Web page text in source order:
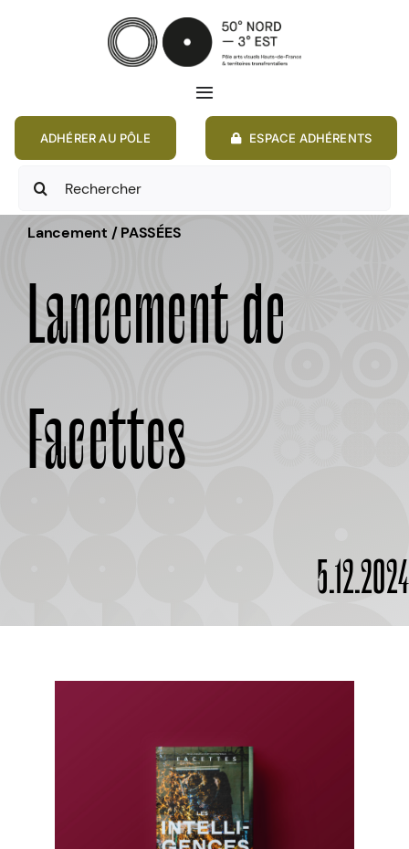
Toggle
Navigation
ANNONCES
À PROPOS
ADHÉRER AU PÔLE ESPACE ADHÉRENTS
Rechercher:
Lancement / PASSÉES
Lancement de
Facettes
5.12.2024